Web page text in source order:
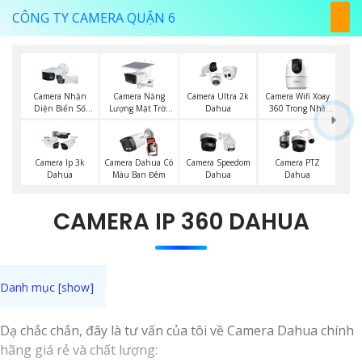
CÔNG TY CAMERA QUẬN 6
Camera Nhận
Diện Biển Số
Camera Năng
Lượng Mặt Trời
Camera Ultra 2k
Dahua
Camera Wifi Xoay
360 Trong Nhà
Camera Ip 3k
Dahua
Camera Dahua Có
Màu Ban Đêm
Camera Speedom
Dahua
Camera PTZ
Dahua
CAMERA IP 360 DAHUA
Dạ chắc chắn, đây là tư vấn của tôi về Camera Dahua chính
hãng giá rẻ và chất lượng: